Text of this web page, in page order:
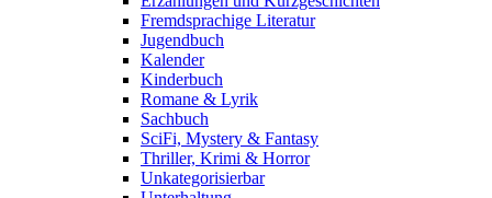
Fremdsprachige Literatur
Jugendbuch
Kalender
Kinderbuch
Romane & Lyrik
Sachbuch
SciFi, Mystery & Fantasy
Thriller, Krimi & Horror
Unkategorisierbar